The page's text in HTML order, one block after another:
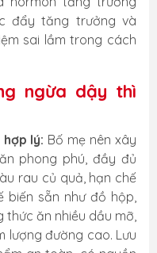
đẩy tăng trưởng và
sai lầm trong cách
ngừa dậy thì
hợp lý: Bố mẹ nên xây
phong phú, đầy đủ
rau củ quả, hạn chế
biến sẵn như đồ hộp,
thức ăn nhiều dầu mỡ,
lượng đường cao. Lưu